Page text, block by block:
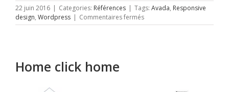
22 juin 2016 | Categories: Références | Tags: Avada, Responsive
design, Wordpress | Commentaires ferméssur
AZ
Home click home